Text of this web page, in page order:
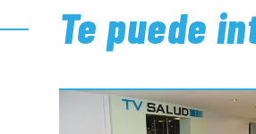
Te puede